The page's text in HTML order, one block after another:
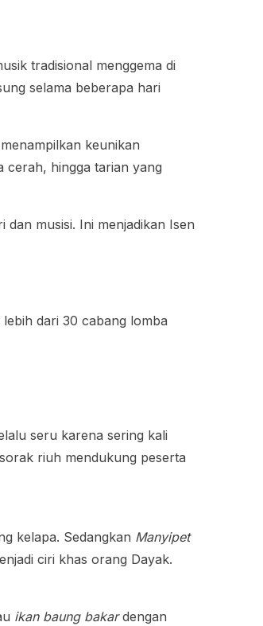
tradisional menggema di
selama beberapa hari
keunikan
cerah, hingga tarian yang
musisi. Ini menjadikan Isen
dari 30 cabang lomba
seru karena sering kali
riuh mendukung peserta
kelapa. Sedangkan Manyipet
ciri khas orang Dayak.
ikan baung bakardengan